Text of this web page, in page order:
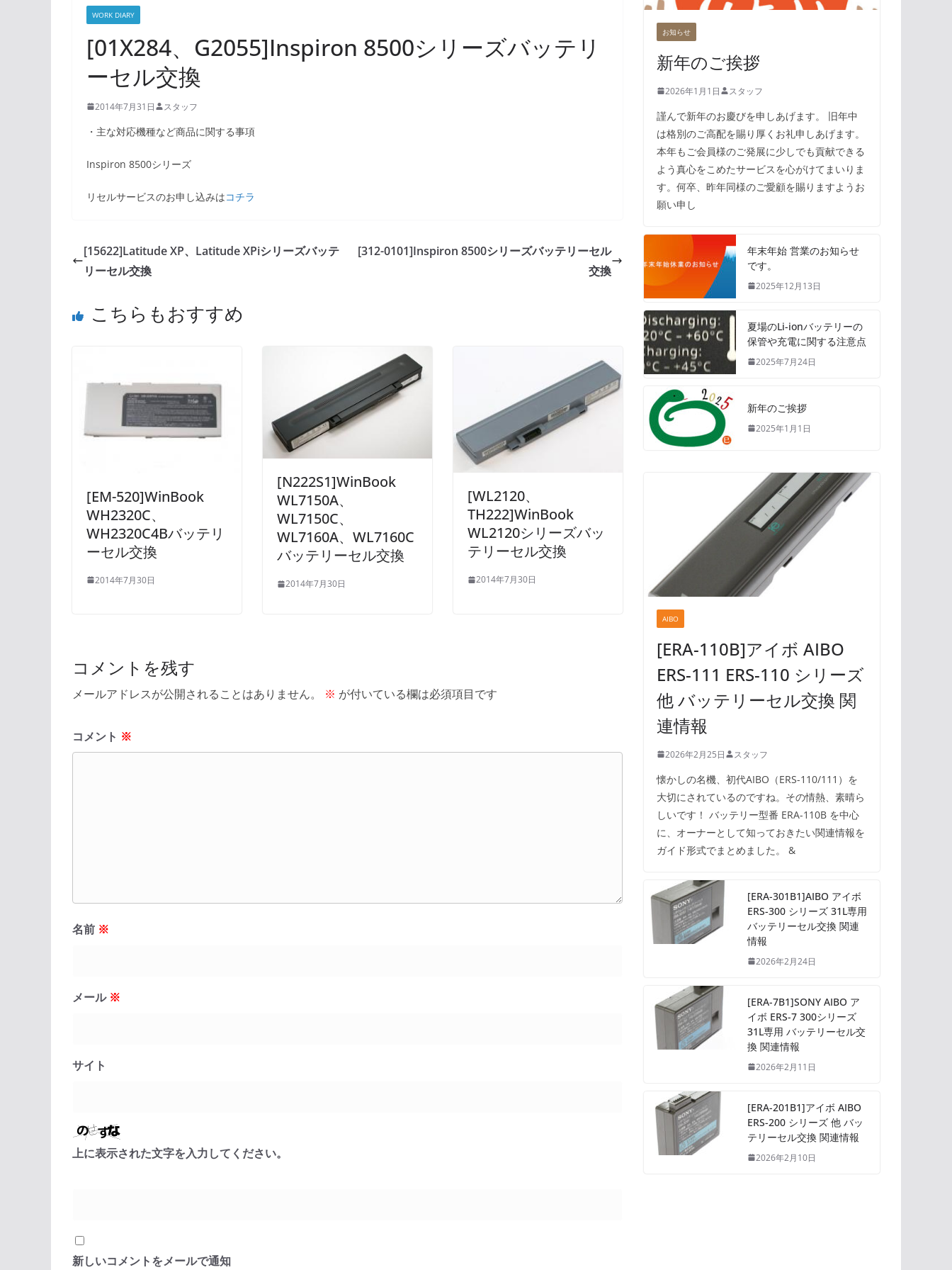
WORK DIARY
[01X284、G2055]Inspiron 8500シリーズバッテリ
ーセル交換
2014年7月31日 スタッフ
・主な対応機種など商品に関する事項
Inspiron 8500シリーズ
リセルサービスのお申し込みはコチラ
[15622]Latitude XP、Latitude XPiシリーズバッテ
リーセル交換
[312-0101]Inspiron 8500シリーズバッテリーセル
交換
こちらもおすすめ
[EM-520]WinBook
WH2320C、
WH2320C4Bバッテリ
ーセル交換
2014年7月30日
[N222S1]WinBook
WL7150A、
WL7150C、
WL7160A、WL7160C
バッテリーセル交換
2014年7月30日
[WL2120、
TH222]WinBook
WL2120シリーズバッ
テリーセル交換
2014年7月30日
コメントを残す
メールアドレスが公開されることはありません。 ※ が付いている欄は必須項目です
コメント ※
名前 ※
メール ※
サイト
上に表示された文字を入力してください。
新しいコメントをメールで通知
お知らせ
新年のご挨拶
2026年1月1日 スタッフ
謹んで新年のお慶びを申しあげます。 旧年中
は格別のご高配を賜り厚くお礼申しあげます。
本年もご会員様のご発展に少しでも貢献できる
よう真心をこめたサービスを心がけてまいりま
す。何卒、昨年同様のご愛顧を賜りますようお
願い申し
年末年始 営業のお知らせ
です。
2025年12月13日
夏場のLi-ionバッテリーの
保管や充電に関する注意点
2025年7月24日
新年のご挨拶
2025年1月1日
AIBO
[ERA-110B]アイボ AIBO
ERS-111 ERS-110 シリーズ
他 バッテリーセル交換 関
連情報
2026年2月25日 スタッフ
懐かしの名機、初代AIBO（ERS-110/111）を
大切にされているのですね。その情熱、素晴ら
しいです！ バッテリー型番 ERA-110B を中心
に、オーナーとして知っておきたい関連情報を
ガイド形式でまとめました。 &
[ERA-301B1]AIBO アイボ
ERS-300 シリーズ 31L専用
バッテリーセル交換 関連
情報
2026年2月24日
[ERA-7B1]SONY AIBO ア
イボ ERS-7 300シリーズ
31L専用 バッテリーセル交
換 関連情報
2026年2月11日
[ERA-201B1]アイボ AIBO
ERS-200 シリーズ 他 バッ
テリーセル交換 関連情報
2026年2月10日